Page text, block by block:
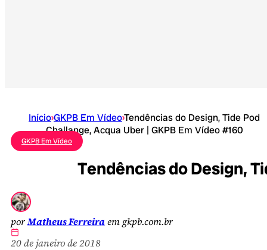
Início›GKPB Em Vídeo›Tendências do Design, Tide Pod
Challange, Acqua Uber | GKPB Em Vídeo #160
GKPB Em Vídeo
Tendências do Design,
porMatheus Ferreiraem gkpb.com.br
20 de janeiro de 2018